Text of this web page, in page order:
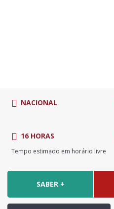
NACIONAL
16 HORAS
Tempo estimado em horário livre
SABER +